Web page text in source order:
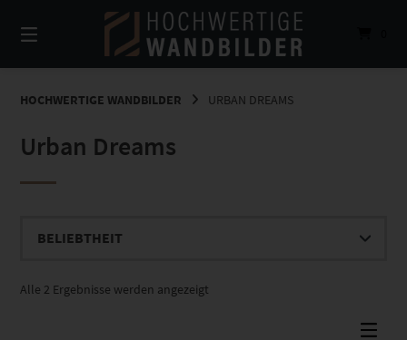
zum
Inhalt
HOCHWERTIGE WANDBILDER URBAN DREAMS
Urban Dreams
Alle 2 Ergebnisse werden angezeigt